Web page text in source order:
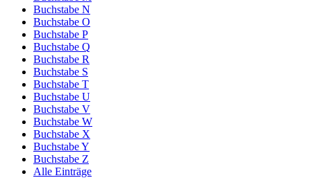
Buchstabe N
Buchstabe O
Buchstabe P
Buchstabe Q
Buchstabe R
Buchstabe S
Buchstabe T
Buchstabe U
Buchstabe V
Buchstabe W
Buchstabe X
Buchstabe Y
Buchstabe Z
Alle Einträge